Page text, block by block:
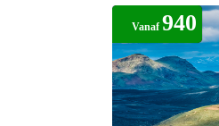
Vanaf940